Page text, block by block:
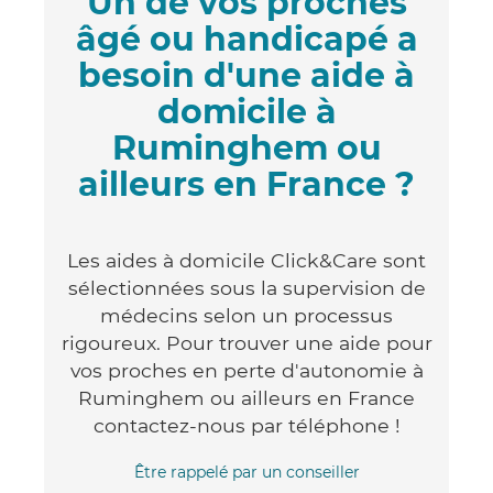
âgé ou handicapé a
besoin d'une aide à
domicile à
Ruminghem ou
ailleurs en France ?
Les aides à domicile Click&Care sont
sélectionnées sous la supervision de
médecins selon un processus
rigoureux. Pour trouver une aide pour
vos proches en perte d'autonomie à
Ruminghem ou ailleurs en France
contactez-nous par téléphone !
Être rappelé par un conseiller